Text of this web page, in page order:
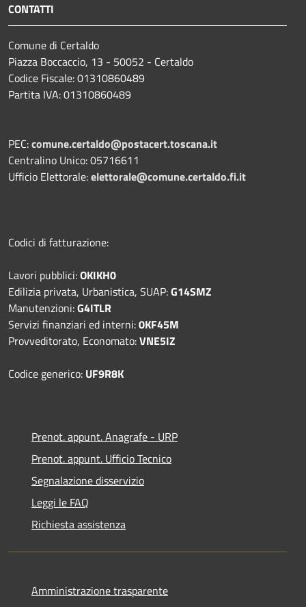
CONTATTI
Comune di Certaldo
Piazza Boccaccio, 13 - 50052 - Certaldo
Codice Fiscale: 01310860489
Partita IVA: 01310860489
PEC:comune.certaldo@postacert.toscana.it
Centralino Unico: 05716611
Ufficio Elettorale:elettorale@comune.certaldo.fi.it
Codici di fatturazione:
Lavori pubblici:OKIKH0
Edilizia privata, Urbanistica, SUAP:G14SMZ
Manutenzioni:G4ITLR
Servizi finanziari ed interni:0KF45M
Provveditorato, Economato:VNE5IZ
Codice generico: UF9R8K
Prenot. appunt. Anagrafe - URP
Prenot. appunt. Ufficio Tecnico
Segnalazione disservizio
Leggi le FAQ
Richiesta assistenza
Amministrazione trasparente